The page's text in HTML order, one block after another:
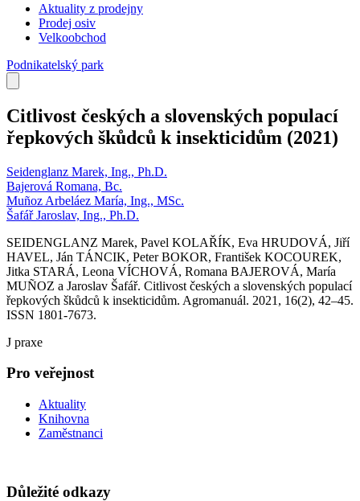
Aktuality z prodejny
Prodej osiv
Velkoobchod
Podnikatelský park
Citlivost českých a slovenských populací
řepkových škůdců k insekticidům (2021)
Seidenglanz Marek, Ing., Ph.D.
Bajerová Romana, Bc.
Muñoz Arbeláez María, Ing., MSc.
Šafář Jaroslav, Ing., Ph.D.
SEIDENGLANZ Marek, Pavel KOLAŘÍK, Eva HRUDOVÁ, Jiří
HAVEL, Ján TÁNCIK, Peter BOKOR, František KOCOUREK,
Jitka STARÁ, Leona VÍCHOVÁ, Romana BAJEROVÁ, María
MUÑOZ a Jaroslav Šafář. Citlivost českých a slovenských populací
řepkových škůdců k insekticidům. Agromanuál. 2021, 16(2), 42–45.
ISSN 1801-7673.
J praxe
Pro veřejnost
Aktuality
Knihovna
Zaměstnanci
Důležité odkazy